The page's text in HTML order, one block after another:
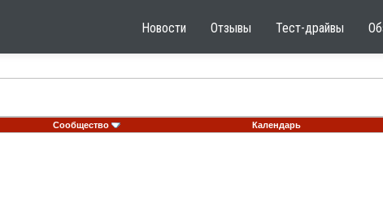
Новости Отзывы Тест-драйвы
Сообщество Календарь